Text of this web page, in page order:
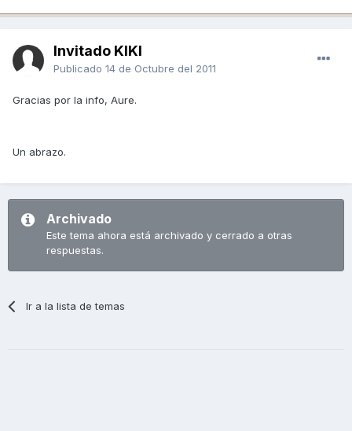
Invitado KIKI
Publicado 14 de Octubre del 2011
Gracias por la info, Aure.
Un abrazo.
Archivado
Este tema ahora está archivado y cerrado a otras
respuestas.
Ir a la lista de temas